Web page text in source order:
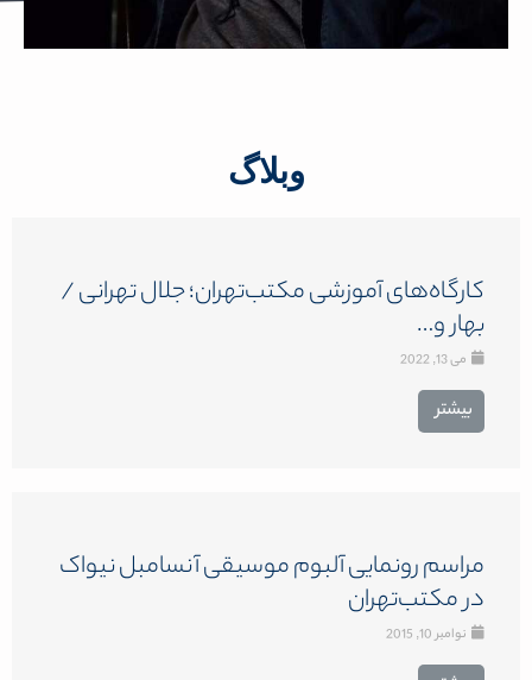
وبلاگ
کارگاه‌های آموزشی مکتب‌تهران؛ جلال تهرانی /
بهار و…
می 13, 2022
بیشتر
مراسم رونمایی آلبوم موسیقی آنسامبل نیواک
در مکتب‌تهران
نوامبر 10, 2015